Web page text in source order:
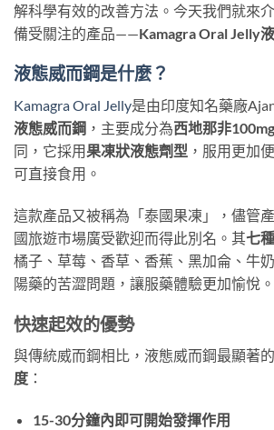
解科學有效的改善方法。今天我們就來
備受關注的產品——Kamagra Oral Jelly
液態威而鋼是什麼？
Kamagra Oral Jelly是由印度知名藥廠
液態威而鋼 ，主要成分為西地那非100mg
同，它採用果凍狀液態劑型 ，服用更加
可直接食用。
這款產品又被稱為「泰國果凍」，儘管
國旅遊市場廣受歡迎而得此別名。其七
橘子、草莓、香草、香蕉、黑加侖、牛
陽藥的苦澀問題，讓服藥體驗更加愉悅。
快速起效的優勢
與傳統威而鋼相比，液態威而鋼最顯著
度 ​：
15-30分鐘內即可開始發揮作用